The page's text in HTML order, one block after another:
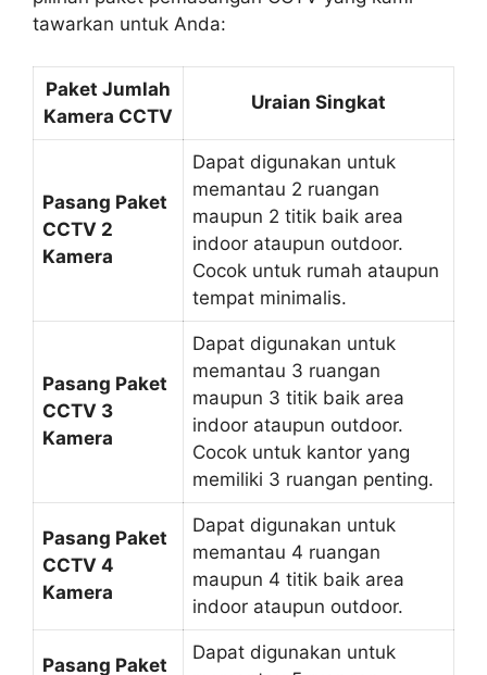
tawarkan untuk Anda:
Paket Jumlah
Kamera CCTV
Uraian Singkat
Pasang Paket
CCTV 2
Kamera
Dapat digunakan untuk
memantau 2 ruangan
maupun 2 titik baik area
indoor ataupun outdoor.
Cocok untuk rumah ataupun
tempat minimalis.
Pasang Paket
CCTV 3
Kamera
Dapat digunakan untuk
memantau 3 ruangan
maupun 3 titik baik area
indoor ataupun outdoor.
Cocok untuk kantor yang
memiliki 3 ruangan penting.
Pasang Paket
CCTV 4
Kamera
Dapat digunakan untuk
memantau 4 ruangan
maupun 4 titik baik area
indoor ataupun outdoor.
Pasang Paket
Dapat digunakan untuk